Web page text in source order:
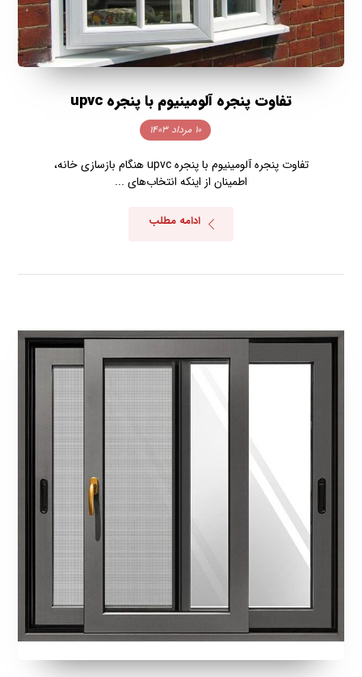
تفاوت پنجره آلومینیوم با پنجره upvc
۱۰ مرداد ۱۴۰۳
تفاوت پنجره آلومینیوم با پنجره upvc هنگام بازسازی خانه،
اطمینان از اینکه انتخاب‌های ...
ادامه مطلب